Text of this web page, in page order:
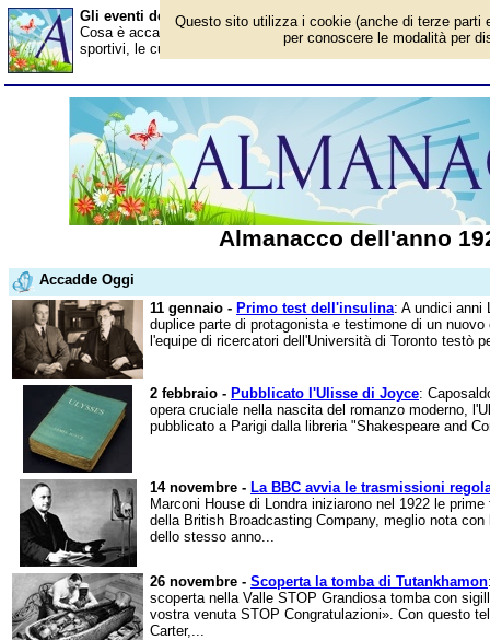
Gli eventi dell'anno 1922
Cosa è accaduto nel 1922? Ecco gli avvenimenti in Italia e
sportivi, le curiosità. Scopri i personaggi famosi. Per conoscere
Almanacco dell'anno
Accadde Oggi
11 gennaio - Primo test dell'insulina: A undici anni
duplice parte di protagonista e testimone di un
l'equipe di ricercatori dell'Università di Toronto testò
2 febbraio - Pubblicato l'Ulisse di Joyce:
opera cruciale nella nascita del romanzo moderno,
pubblicato a Parigi dalla libreria "Shakespeare and
14 novembre - La BBC avvia le trasmissioni
Marconi House di Londra iniziarono nel 1922 le
della British Broadcasting Company, meglio nota
dello stesso anno...
26 novembre - Scoperta la tomba di Tutankhamon
scoperta nella Valle STOP Grandiosa tomba con
vostra venuta STOP Congratulazioni». Con questo
Carter,...
Questo sito utilizza i cookie (anche di terze parti
per conoscere le modalità per